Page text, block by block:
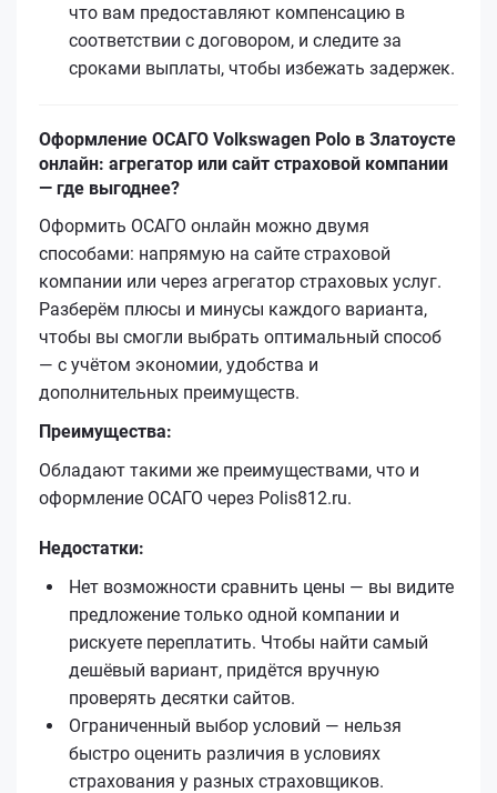
что вам предоставляют компенсацию в
соответствии с договором, и следите за
сроками выплаты, чтобы избежать задержек.
Оформление ОСАГО Volkswagen Polo в Златоусте
онлайн: агрегатор или сайт страховой компании
— где выгоднее?
Оформить ОСАГО онлайн можно двумя
способами: напрямую на сайте страховой
компании или через агрегатор страховых услуг.
Разберём плюсы и минусы каждого варианта,
чтобы вы смогли выбрать оптимальный способ
— с учётом экономии, удобства и
дополнительных преимуществ.
Преимущества:
Обладают такими же преимуществами, что и
оформление ОСАГО через Polis812.ru.
Недостатки:
Нет возможности сравнить цены — вы видите
предложение только одной компании и
рискуете переплатить. Чтобы найти самый
дешёвый вариант, придётся вручную
проверять десятки сайтов.
Ограниченный выбор условий — нельзя
быстро оценить различия в условиях
страхования у разных страховщиков.